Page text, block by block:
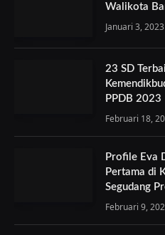
Walikota
Januari 3, 2023
23 SD
PPDB 2023
Februari 18,
Profile Eva
Pertama di
Segudang
Februari 9,